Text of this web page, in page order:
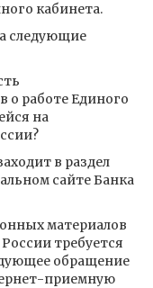
кабинета.
следующие
работе Единого
на
в раздел
сайте Банка
материалов
требуется
обращение
приемную